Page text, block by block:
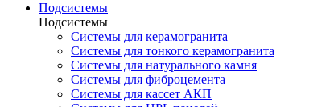
Подсистемы
Подсистемы
Системы для керамогранита
Системы для тонкого керамогранита
Системы для натурального камня
Системы для фиброцемента
Системы для кассет АКП